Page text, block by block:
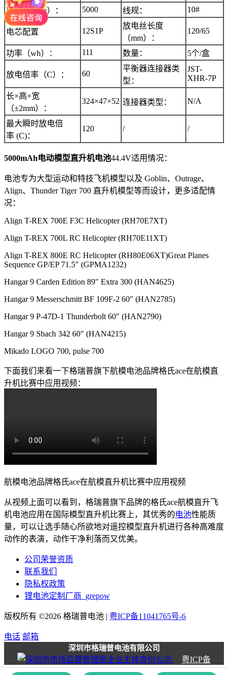
容量（mAh）：
5000 线规： 10#
电芯配置 12S1P
放电丝长度
（mm）：
120/65
功率（wh）： 111 数量： 5个/盒
放电倍率（C）： 60
平衡器连接器类
型：
JST-
XHR-7P
长×高×宽
（±2mm）：
324×47×52 连接器类型： N/A
最大瞬时放电倍
率 (C)：
120 / /
5000mAh电动模型直升机电池44.4V适用情况：
电池专为大型运动和特技飞机模型以及 Goblin、Outrage、
Align、Thunder Tiger 700 直升机模型等而设计，更多适配情
况：
Align T-REX 700E F3C Helicopter (RH70E7XT)
Align T-REX 700L RC Helicopter (RH70E11XT)
Align T-REX 800E RC Helicopter (RH80E06XT)Great Planes
Sequence GP/EP 71.5″ (GPMA1232)
Hangar 9 Carden Edition 89″ Extra 300 (HAN4625)
Hangar 9 Messerschmitt BF 109F-2 60″ (HAN2785)
Hangar 9 P-47D-1 Thunderbolt 60″ (HAN2790)
Hangar 9 Sbach 342 60″ (HAN4215)
Mikado LOGO 700, pulse 700
下面我们来看一下格瑞普旗下航模电池品牌格氏ace在航模直
升机比赛中应用视频：
航模电池品牌格氏ace在航模直升机比赛中应用视频
从视频上面可以看到，格瑞普旗下品牌的格氏ace航模直升飞
机电池应用在国际模型直升机比赛上，其优秀的电池性能质
量，可以让选手随心所欲地对遥控模型直升机进行各种高难度
动作的表演，动作干净利落而又优美。
公司荣誉资质
联系我们
隐私权政策
锂电池定制厂商_grepow
版权所有 ©2026 格瑞普电池 | 粤ICP备11041765号-6
电话 邮箱
深圳市格瑞普电池有限公司
粤ICP备
11041765号-6